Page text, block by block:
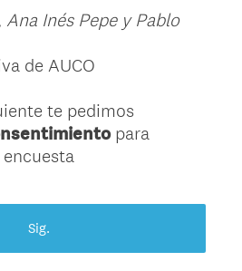
Inés Pepe y Pablo
de AUCO
te pedimos
para
Sig.